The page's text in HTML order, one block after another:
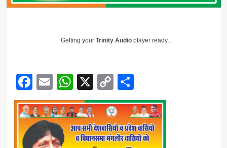
Getting your Trinity Audioplayer ready...
Facebook
EmailWhatsApp
X Copy
Link
Share